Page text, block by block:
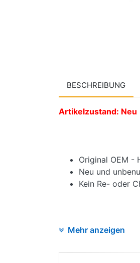
BESCHREIBUNG
Artikelzustand: Neu
Original OEM -
Neu und
Kein Re- oder
Hersteller:
Mehr anzeigen